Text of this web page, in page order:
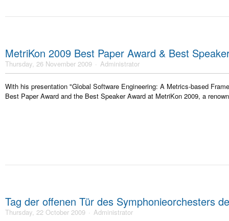
MetriKon 2009 Best Paper Award & Best
Thursday, 26 November 2009 Administrator
With his presentation "Global Software Engineering: A Metrics-based
Best Paper Award and the Best Speaker Award at MetriKon 2009, a
Tag der offenen Tür des Symphonieorchesters
Thursday, 22 October 2009 Administrator